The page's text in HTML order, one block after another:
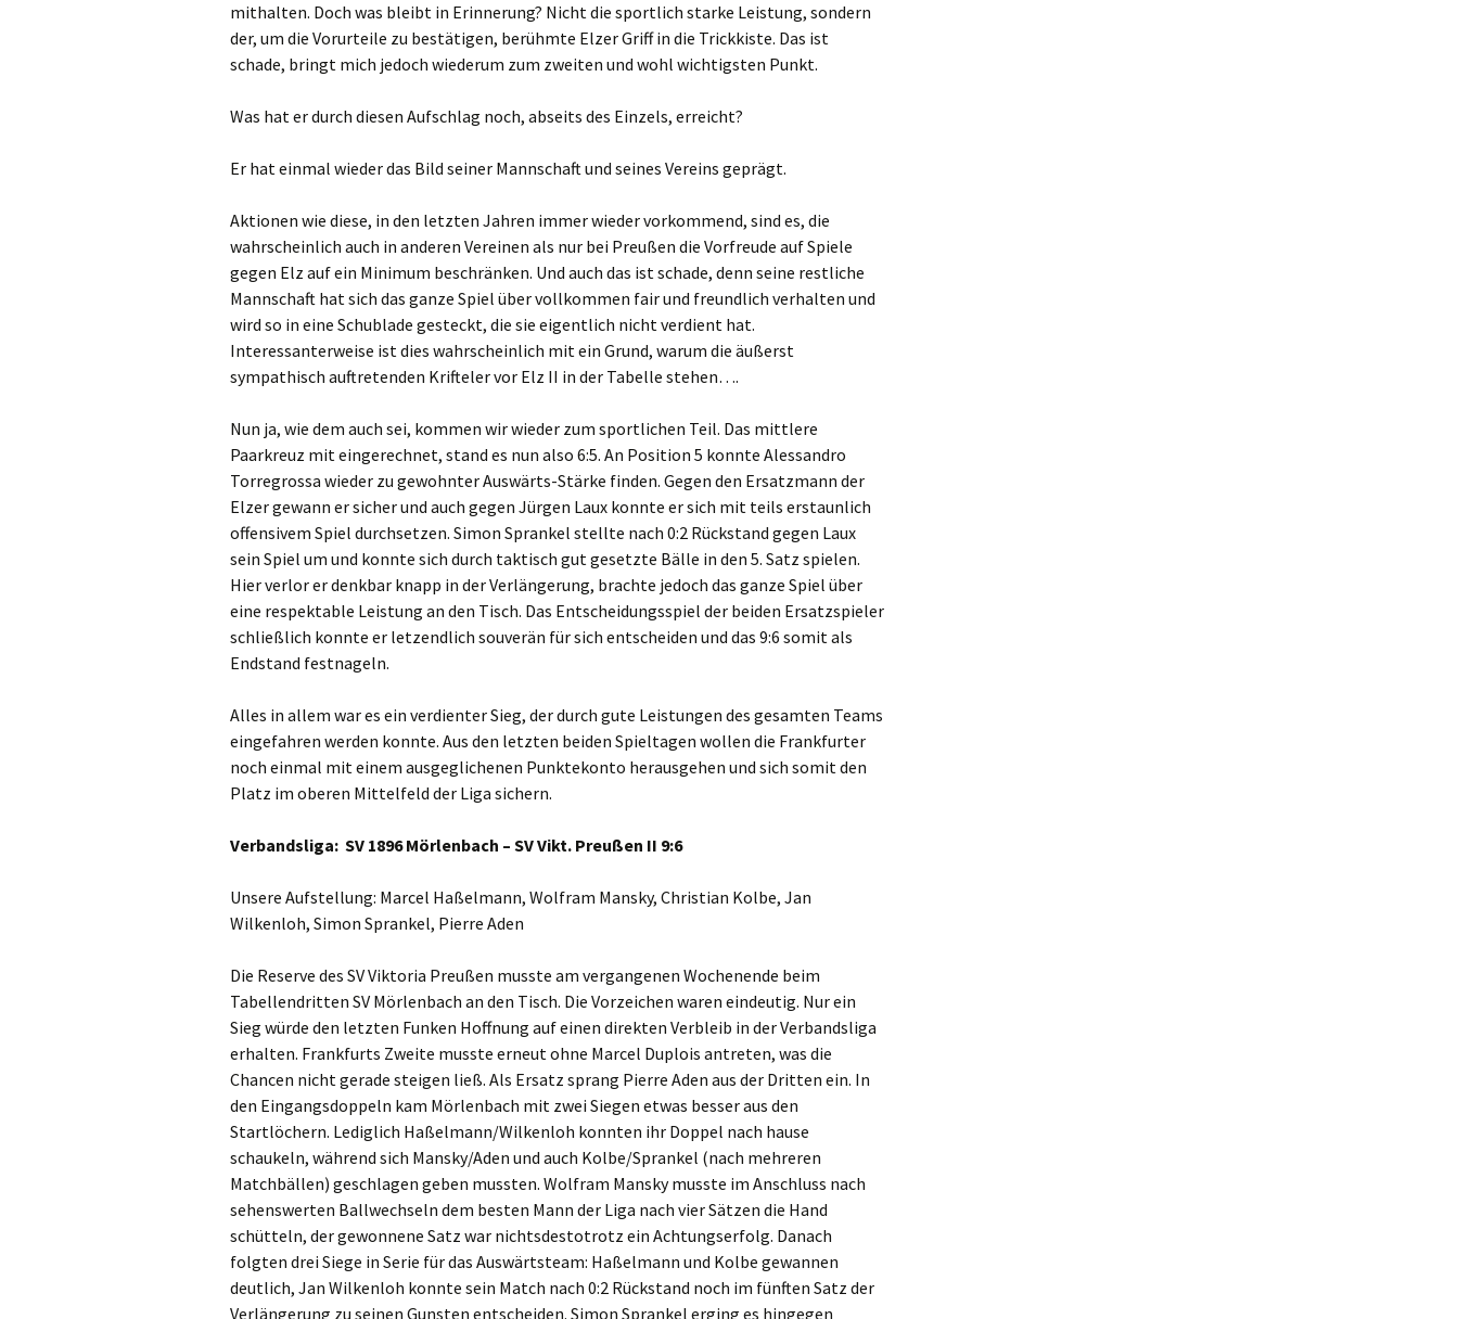
mithalten. Doch was bleibt in Erinnerung? Nicht die sportlich starke Leistung, sondern
der, um die Vorurteile zu bestätigen, berühmte Elzer Griff in die Trickkiste. Das ist
schade, bringt mich jedoch wiederum zum zweiten und wohl wichtigsten Punkt.
Was hat er durch diesen Aufschlag noch, abseits des Einzels, erreicht?
Er hat einmal wieder das Bild seiner Mannschaft und seines Vereins geprägt.
Aktionen wie diese, in den letzten Jahren immer wieder vorkommend, sind es, die
wahrscheinlich auch in anderen Vereinen als nur bei Preußen die Vorfreude auf Spiele
gegen Elz auf ein Minimum beschränken. Und auch das ist schade, denn seine restliche
Mannschaft hat sich das ganze Spiel über vollkommen fair und freundlich verhalten und
wird so in eine Schublade gesteckt, die sie eigentlich nicht verdient hat.
Interessanterweise ist dies wahrscheinlich mit ein Grund, warum die äußerst
sympathisch auftretenden Krifteler vor Elz II in der Tabelle stehen….
Nun ja, wie dem auch sei, kommen wir wieder zum sportlichen Teil. Das mittlere
Paarkreuz mit eingerechnet, stand es nun also 6:5. An Position 5 konnte Alessandro
Torregrossa wieder zu gewohnter Auswärts-Stärke finden. Gegen den Ersatzmann der
Elzer gewann er sicher und auch gegen Jürgen Laux konnte er sich mit teils erstaunlich
offensivem Spiel durchsetzen. Simon Sprankel stellte nach 0:2 Rückstand gegen Laux
sein Spiel um und konnte sich durch taktisch gut gesetzte Bälle in den 5. Satz spielen.
Hier verlor er denkbar knapp in der Verlängerung, brachte jedoch das ganze Spiel über
eine respektable Leistung an den Tisch. Das Entscheidungsspiel der beiden Ersatzspieler
schließlich konnte er letzendlich souverän für sich entscheiden und das 9:6 somit als
Endstand festnageln.
Alles in allem war es ein verdienter Sieg, der durch gute Leistungen des gesamten Teams
eingefahren werden konnte. Aus den letzten beiden Spieltagen wollen die Frankfurter
noch einmal mit einem ausgeglichenen Punktekonto herausgehen und sich somit den
Platz im oberen Mittelfeld der Liga sichern.
Verbandsliga: SV 1896Mörlenbach – SV Vikt. Preußen II 9:6
Unsere Aufstellung: Marcel Haßelmann, Wolfram Mansky, Christian Kolbe, Jan
Wilkenloh, Simon Sprankel, Pierre Aden
Die Reserve des SV Viktoria Preußen musste am vergangenen Wochenende beim
Tabellendritten SV Mörlenbach an den Tisch. Die Vorzeichen waren eindeutig. Nur ein
Sieg würde den letzten Funken Hoffnung auf einen direkten Verbleib in der Verbandsliga
erhalten. Frankfurts Zweite musste erneut ohne Marcel Duplois antreten, was die
Chancen nicht gerade steigen ließ. Als Ersatz sprang Pierre Aden aus der Dritten ein. In
den Eingangsdoppeln kam Mörlenbach mit zwei Siegen etwas besser aus den
Startlöchern. Lediglich Haßelmann/Wilkenloh konnten ihr Doppel nach hause
schaukeln, während sich Mansky/Aden und auch Kolbe/Sprankel (nach mehreren
Matchbällen) geschlagen geben mussten. Wolfram Mansky musste im Anschluss nach
sehenswerten Ballwechseln dem besten Mann der Liga nach vier Sätzen die Hand
schütteln, der gewonnene Satz war nichtsdestotrotz ein Achtungserfolg. Danach
folgten drei Siege in Serie für das Auswärtsteam: Haßelmann und Kolbe gewannen
deutlich, Jan Wilkenloh konnte sein Match nach 0:2 Rückstand noch im fünften Satz der
Verlängerung zu seinen Gunsten entscheiden. Simon Sprankel erging es hingegen